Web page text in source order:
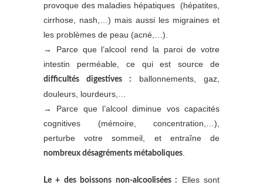
provoque des maladies hépatiques (hépatites,
cirrhose, nash,…) mais aussi les migraines et
les problèmes de peau (acné,…).
→ Parce que l’alcool rend la paroi de votre
intestin perméable, ce qui est source de
difficultés digestives :
ballonnements, gaz,
douleurs, lourdeurs,…
→ Parce que l’alcool diminue vos capacités
cognitives (mémoire, concentration,…),
perturbe votre sommeil, et entraîne de
nombreux désagréments métaboliques
Le + des boissons non-alcoolisées :
Elles sont